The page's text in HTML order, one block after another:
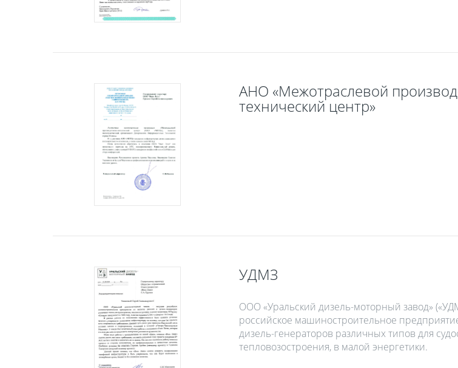
АНО «Межотраслевой
технический центр»
УДМЗ
ООО «Уральский дизель-моторный завод»
российское машиностроительное
дизель-генераторов различных типов для
тепловозостроения, в малой энергетики.